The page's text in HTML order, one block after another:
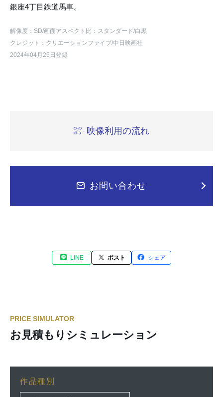
銀座4丁目鉄道馬車。
解像度：SD/画面アスペクト比：スタンダード/白黒
クレジット：クリエーションファイブ/中日映画社
2024年04月26日登録
映像利用の流れ
お問い合わせ
LINE ポスト シェア
PRICE SIMULATOR
お見積もりシミュレーション
作品種別